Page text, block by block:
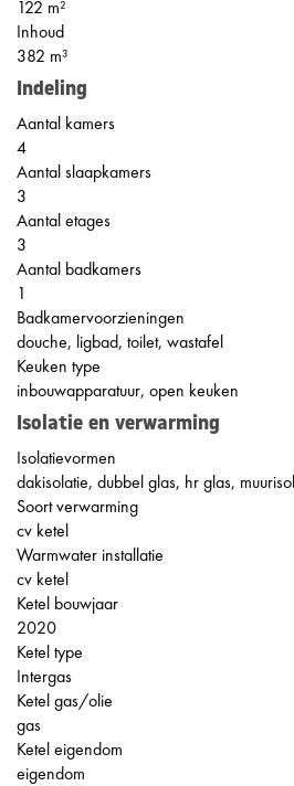
122 m²
Inhoud
382 m³
Indeling
Aantal kamers
4
Aantal slaapkamers
3
Aantal etages
3
Aantal badkamers
1
Badkamervoorzieningen
douche, ligbad, toilet, wastafel
Keuken type
inbouwapparatuur, open keuken
Isolatie en verwarming
Isolatievormen
dakisolatie, dubbel glas, hr glas,
Soort verwarming
cv ketel
Warmwater installatie
cv ketel
Ketel bouwjaar
2020
Ketel type
Intergas
Ketel gas/olie
gas
Ketel eigendom
eigendom